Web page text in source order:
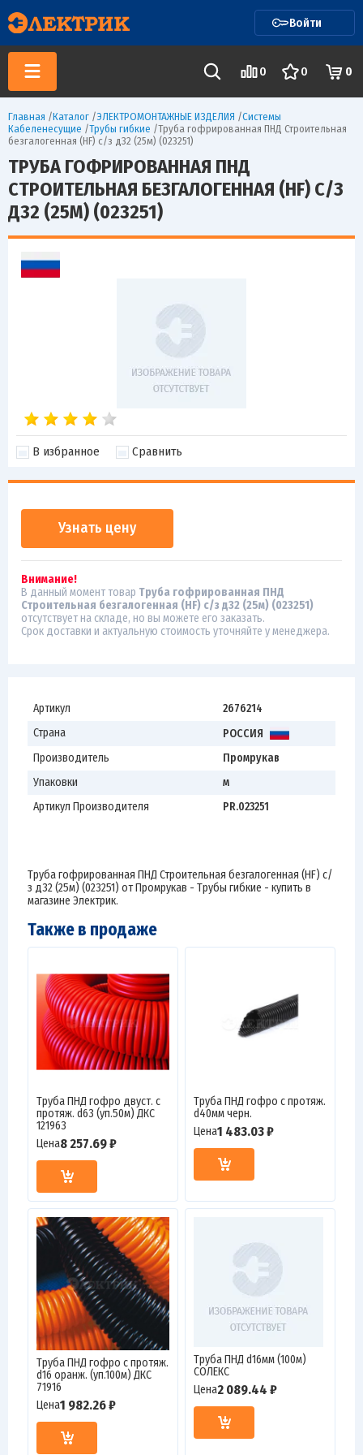
Войти
0 0 0
Главная /Каталог /ЭЛЕКТРОМОНТАЖНЫЕ ИЗДЕЛИЯ /Системы
Кабеленесущие /Трубы гибкие /Труба гофрированная ПНД Строительная
безгалогенная (HF) с/з д32 (25м) (023251)
ТРУБА ГОФРИРОВАННАЯ ПНД
СТРОИТЕЛЬНАЯ БЕЗГАЛОГЕННАЯ (HF) С/З
Д32 (25М) (023251)
В избранное Сравнить
Узнать цену
Внимание!
В данный момент товар Труба гофрированная ПНД
Строительная безгалогенная (HF) с/з д32 (25м) (023251)
отсутствует на складе, но вы можете его заказать.
Срок доставки и актуальную стоимость уточняйте у менеджера.
Артикул
2676214
Страна
РОССИЯ
Производитель
Промрукав
Упаковки
м
Артикул Производителя
PR.023251
Труба гофрированная ПНД Строительная безгалогенная (HF) с/
з д32 (25м) (023251) от Промрукав - Трубы гибкие - купить в
магазине Электрик.
Также в продаже
Труба ПНД гофро двуст. с
протяж. d63 (уп.50м) ДКС
121963
Цена8 257.69 ₽
Труба ПНД гофро с протяж.
d40мм черн.
Цена1 483.03 ₽
Труба ПНД гофро c протяж.
d16 оранж. (уп.100м) ДКС
71916
Цена1 982.26 ₽
Труба ПНД d16мм (100м)
СОЛЕКС
Цена2 089.44 ₽